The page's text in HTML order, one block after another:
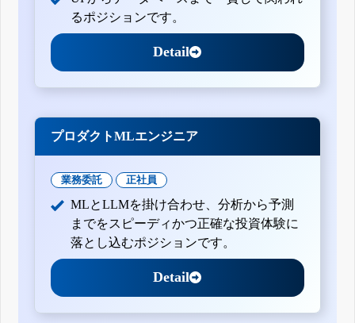
るポジションです。
Detail
プロダクトMLエンジニア
業務委託 正社員
MLとLLMを掛け合わせ、分析から予測
までをスピーディかつ正確な投資体験に
落とし込むポジションです。
Detail